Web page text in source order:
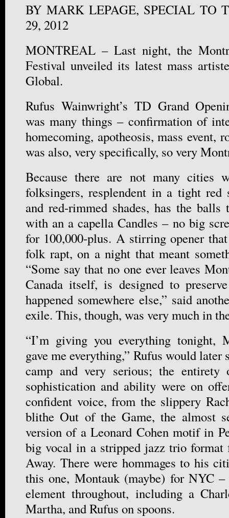
BY MARK LEPAGE, SPECIAL TO
29, 2012
MONTREAL – Last night, the
Festival unveiled its latest mass
Global.
Rufus Wainwright’s TD Grand
was many things – confirmation of
homecoming, apotheosis, mass event,
was also, very specifically, so very
Because there are not many cities
folksingers, resplendent in a tight red
and red-rimmed shades, has the
with an a capella Candles – no big
for 100,000-plus. A stirring opener
folk rapt, on a night that meant
“Some say that no one ever leaves
Canada itself, is designed to
happened somewhere else,” said
exile. This, though, was very much in
“I’m giving you everything tonight,
gave me everything,” Rufus would later
camp and very serious; the entirety
sophistication and ability were on
confident voice, from the slippery
blithe Out of the Game, the almost
version of a Leonard Cohen motif in
big vocal in a stripped jazz trio
Away. There were hommages to his
this one, Montauk (maybe) for NYC –
element throughout, including a
Martha, and Rufus on spoons.